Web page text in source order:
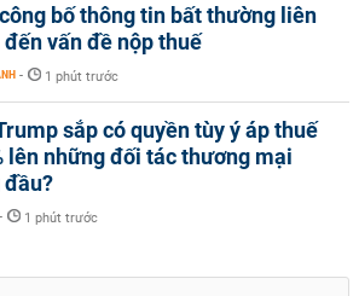
bố thông tin bất thường liên
đến vấn đề nộp thuế
- 1 phút trước
sắp có quyền tùy ý áp thuế
lên những đối tác thương mại
đầu?
- 1 phút trước